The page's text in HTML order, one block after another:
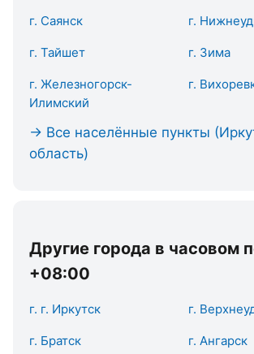
г. Саянск г.
г. Тайшет г. Зима
г. Железногорск-
Илимский
г.
→ Все населённые пункты
область)
Другие города в часовом
+08:00
г. г. Иркутск г.
г. Братск г. Ангарск